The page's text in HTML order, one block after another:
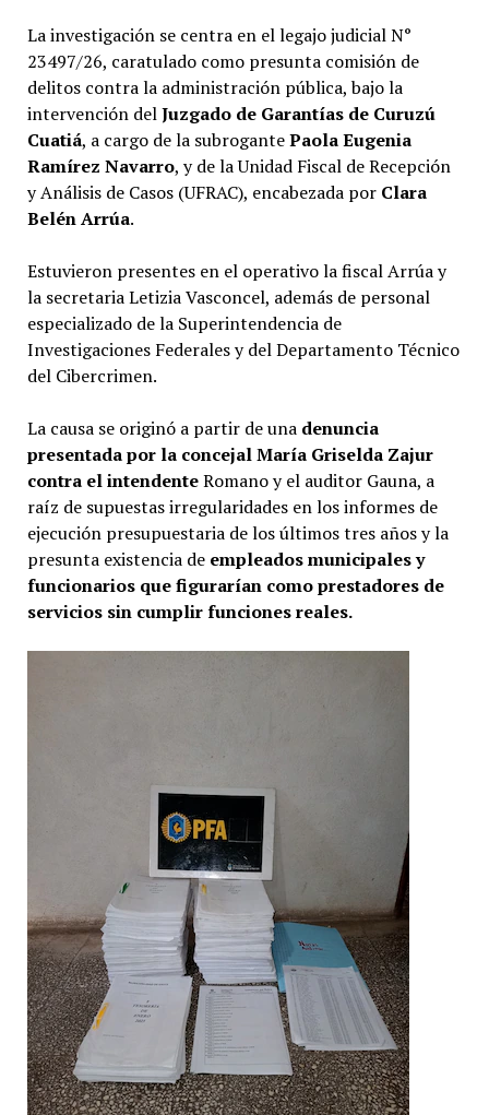
La investigación se centra en el legajo judicial N°
23497/26, caratulado como presunta comisión de
delitos contra la administración pública, bajo la
intervención delJuzgado de Garantías de Curuzú
Cuatiá, a cargo de la subrogantePaola Eugenia
Ramírez Navarro, y de la Unidad Fiscal de Recepción
y Análisis de Casos (UFRAC), encabezada por Clara
Belén Arrúa.
Estuvieron presentes en el operativo la fiscal Arrúa y
la secretaria Letizia Vasconcel, además de personal
especializado de la Superintendencia de
Investigaciones Federales y del Departamento Técnico
del Cibercrimen.
La causa se originó a partir de una denuncia
presentada por la concejal María Griselda Zajur
contra el intendenteRomano y el auditor Gauna, a
raíz de supuestas irregularidades en los informes de
ejecución presupuestaria de los últimos tres años y la
presunta existencia de empleados municipales y
funcionarios que figurarían como prestadores de
servicios sin cumplir funciones reales.